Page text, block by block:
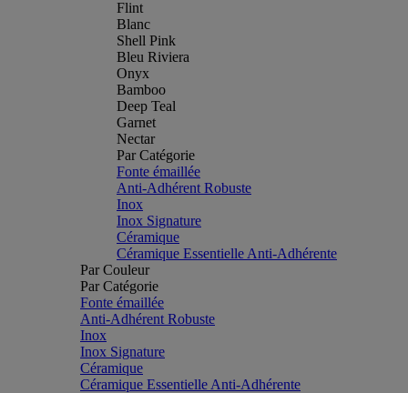
Flint
Blanc
Shell Pink
Bleu Riviera
Onyx
Bamboo
Deep Teal
Garnet
Nectar
Par Catégorie
Fonte émaillée
Anti-Adhérent Robuste
Inox
Inox Signature
Céramique
Céramique Essentielle Anti-Adhérente
Par Couleur
Par Catégorie
Fonte émaillée
Anti-Adhérent Robuste
Inox
Inox Signature
Céramique
Céramique Essentielle Anti-Adhérente